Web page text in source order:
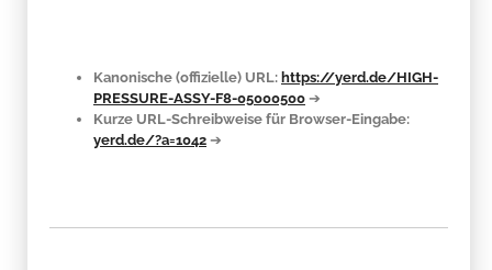
Kanonische (offizielle) URL: https://yerd.de/HIGH-
PRESSURE-ASSY-F8-05000500 ➔
Kurze URL-Schreibweise für Browser-Eingabe:
yerd.de/?a=1042 ➔